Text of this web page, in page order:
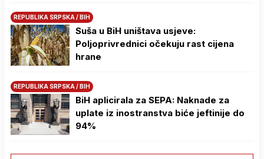
REPUBLIKA SRPSKA / BIH
Suša u BiH uništava usjeve:
Poljoprivrednici očekuju rast cijena
hrane
REPUBLIKA SRPSKA / BIH
BiH aplicirala za SEPA: Naknade za
uplate iz inostranstva biće jeftinije do
94%